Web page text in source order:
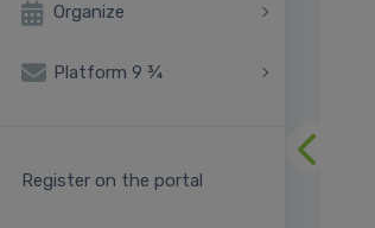
Organize
Platform 9 ¾
Register on the portal
Previous